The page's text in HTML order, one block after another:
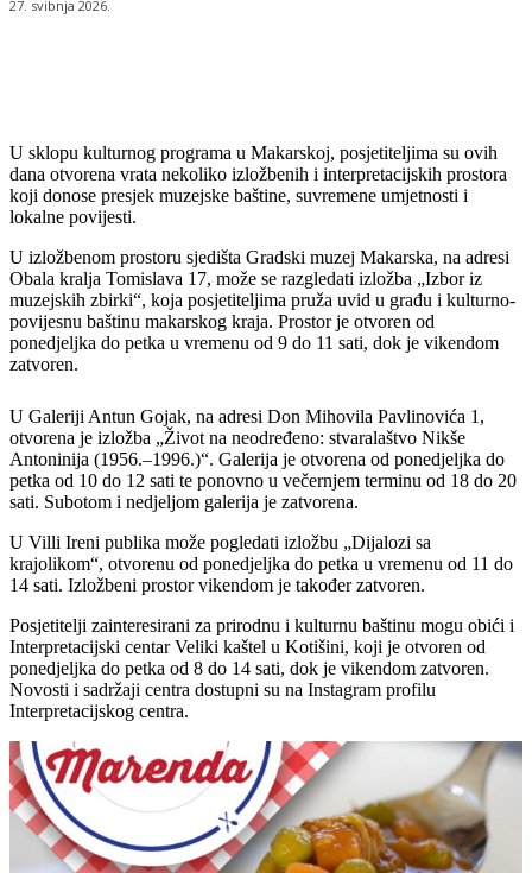
27. svibnja 2026.
U sklopu kulturnog programa u Makarskoj, posjetiteljima su ovih
dana otvorena vrata nekoliko izložbenih i interpretacijskih prostora
koji donose presjek muzejske baštine, suvremene umjetnosti i
lokalne povijesti.
U izložbenom prostoru sjedišta Gradski muzej Makarska, na adresi
Obala kralja Tomislava 17, može se razgledati izložba „Izbor iz
muzejskih zbirki“, koja posjetiteljima pruža uvid u građu i kulturno-
povijesnu baštinu makarskog kraja. Prostor je otvoren od
ponedjeljka do petka u vremenu od 9 do 11 sati, dok je vikendom
zatvoren.
U Galeriji Antun Gojak, na adresi Don Mihovila Pavlinovića 1,
otvorena je izložba „Život na neodređeno: stvaralaštvo Nikše
Antoninija (1956.–1996.)“. Galerija je otvorena od ponedjeljka do
petka od 10 do 12 sati te ponovno u večernjem terminu od 18 do 20
sati. Subotom i nedjeljom galerija je zatvorena.
U Villi Ireni publika može pogledati izložbu „Dijalozi sa
krajolikom“, otvorenu od ponedjeljka do petka u vremenu od 11 do
14 sati. Izložbeni prostor vikendom je također zatvoren.
Posjetitelji zainteresirani za prirodnu i kulturnu baštinu mogu obići i
Interpretacijski centar Veliki kaštel u Kotišini, koji je otvoren od
ponedjeljka do petka od 8 do 14 sati, dok je vikendom zatvoren.
Novosti i sadržaji centra dostupni su na Instagram profilu
Interpretacijskog centra.